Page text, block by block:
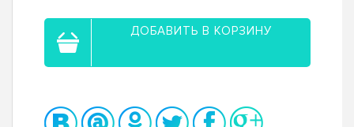
ДОБАВИТЬ В КОРЗИНУ